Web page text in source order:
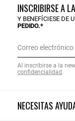
NECESITAS
INSCRIBIRSE A
Y BENEFÍCIESE DE
PEDIDO.*
Correo electrónico
Al inscribirse a la
confidencialidad .